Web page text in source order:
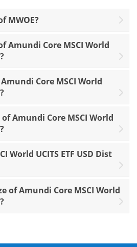
MWOE?
Amundi Core MSCI World
Core MSCI World
Amundi Core MSCI World
World UCITS ETF USD Dist
of Amundi Core MSCI World